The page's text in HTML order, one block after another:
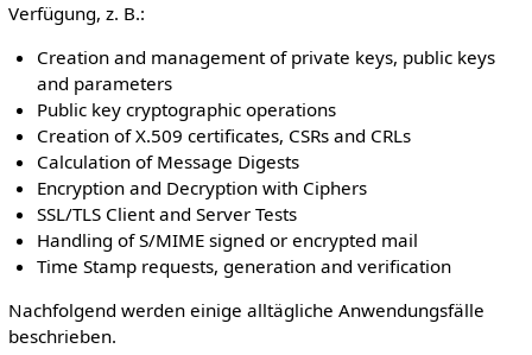
Verfügung, z. B.:
Creation and management of private keys, public keys
and parameters
Public key cryptographic operations
Creation of X.509 certificates, CSRs and CRLs
Calculation of Message Digests
Encryption and Decryption with Ciphers
SSL/TLS Client and Server Tests
Handling of S/MIME signed or encrypted mail
Time Stamp requests, generation and verification
Nachfolgend werden einige alltägliche Anwendungsfälle
beschrieben.